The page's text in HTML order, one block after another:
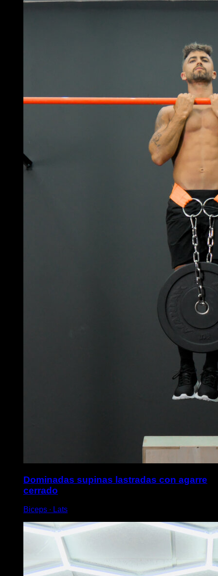
Dominadas supinas lastradas con agarre
cerrado
Biceps ∙ Lats